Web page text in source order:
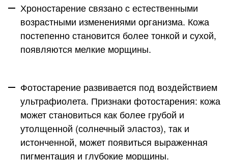
Хроностарениесвязано с естественными
возрастными изменениями организма. Кожа
постепенно становится более тонкой и сухой,
появляются мелкие морщины.
Фотостарение развивается под воздействием
ультрафиолета. Признаки фотостарения: кожа
может становиться как более грубой и
утолщенной (солнечный эластоз), так и
истонченной, может появиться выраженная
пигментация и глубокие морщины.